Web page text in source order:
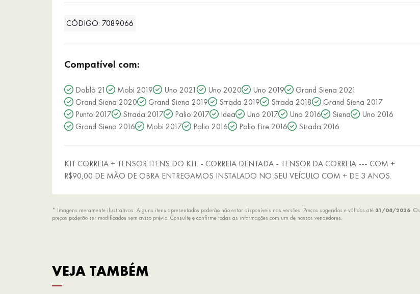
CÓDIGO: 7089066
Compatível com:
Doblò 21 Mobi 2019 Uno 2021 Uno 2020 Uno 2019
Grand Siena 2021
Grand Siena 2020
Grand Siena 2019 Strada 2019 Strada 2018
Grand Siena 2017
Punto 2017
Strada 2017 Palio 2017 Idea Uno 2017 Uno 2016 Siena
Uno 2016
Grand Siena 2016
Mobi 2017 Palio 2016 Palio Fire 2016 Strada 2016
KIT CORREIA + TENSOR ITENS DO KIT: - CORREIA DENTADA - TENSOR DA CORREIA --- COM +
R$90,00 DE MÃO DE OBRA ENTREGAMOS INSTALADO NO SEU VEÍCULO COM + DE 3 ANOS.
* Imagens meramente ilustrativas. Alguns itens apresentados poderão não estar disponíveis nas versões. Preços sugeridos e válidos até 31/08/2026. Os
preços poderão ser modificados sem aviso prévio. Consulte e confirme todas as informações com um de nossos vendedores.
VEJA TAMBÉM